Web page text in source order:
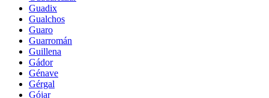
Guadix
Gualchos
Guaro
Guarromán
Guillena
Gádor
Génave
Gérgal
Gójar